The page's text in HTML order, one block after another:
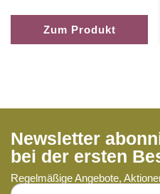
Zum Produkt
Newsletter
bei der ersten
Regelmäßige Angebote,